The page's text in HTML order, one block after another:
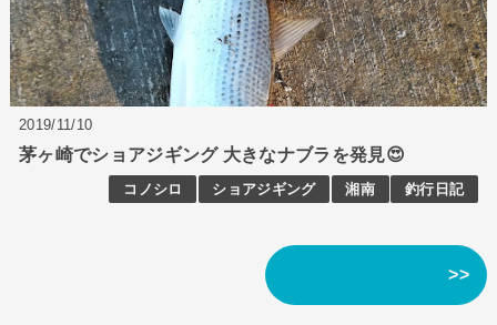
2019/11/10
茅ヶ崎でショアジギング 大きなナブラを発見😍
コノシロ ショアジギング 湘南 釣行日記
>>